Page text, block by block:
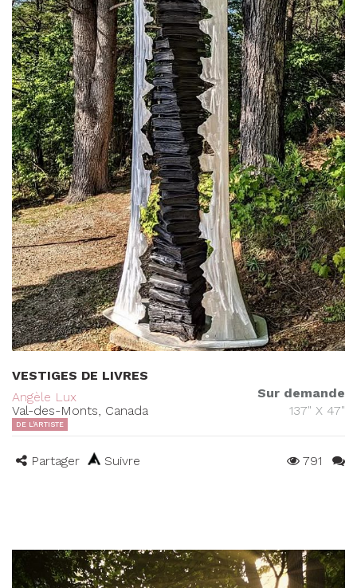
VESTIGES DE LIVRES
Angèle Lux
Val-des-Monts, Canada
Sur demande
137" X 47"
DE L'ARTISTE
Partager Suivre 791